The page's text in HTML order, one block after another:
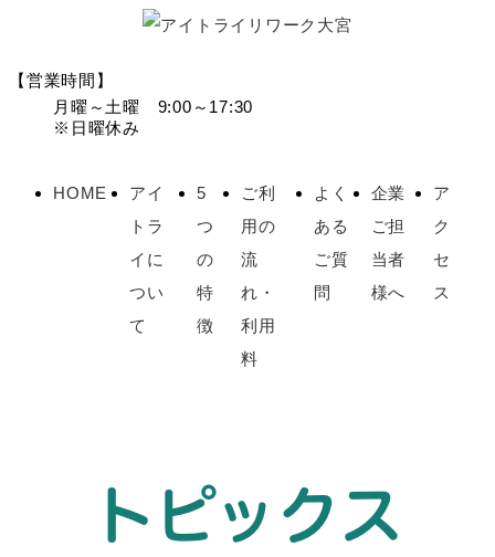
【営業時間】
月曜～土曜 9:00～17:30
※日曜休み
HOME
アイ
トラ
イに
つい
て
5
つ
の
特
徴
ご利
用の
流
れ・
利用
料
よく
ある
ご質
問
企業
ご担
当者
様へ
ア
ク
セ
ス
トピックス